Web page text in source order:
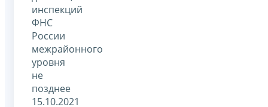
инспекций
ФНС
России
межрайонного
уровня
не
позднее
15.10.2021